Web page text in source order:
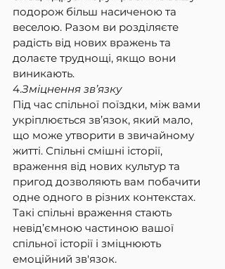
подорож більш насиченою та
веселою. Разом ви розділяєте
радість від нових вражень та
долаєте труднощі, якщо вони
виникають.
4.Зміцнення зв’язку
Під час спільної поїздки, між вами
укріплюється зв’язок, який мало,
що може утворити в звичайному
житті. Спільні смішні історії,
враження від нових культур та
пригод дозволяють вам побачити
одне одного в різних контекстах.
Такі спільні враження стають
невід’ємною частиною вашої
спільної історії і зміцнюють
емоційний зв'язок.